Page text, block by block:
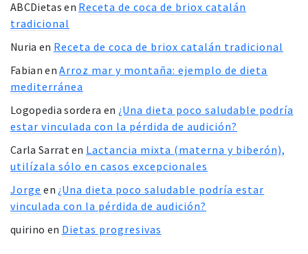
ABCDietas en Receta de coca de briox catalán
tradicional
Nuria en Receta de coca de briox catalán tradicional
Fabian enArroz mar y montaña: ejemplo de dieta
mediterránea
Logopedia sordera en ¿Una dieta poco saludable podría
estar vinculada con la pérdida de audición?
Carla Sarraten Lactancia mixta (materna y biberón),
utilízala sólo en casos excepcionales
Jorge en ¿Una dieta poco saludable podría estar
vinculada con la pérdida de audición?
quirino en Dietas progresivas